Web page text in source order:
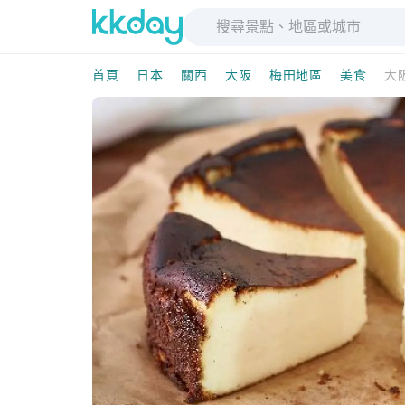
首頁 日本 關西 大阪 梅田地區 美食